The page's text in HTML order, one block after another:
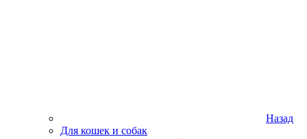
Назад
Для кошек и собак